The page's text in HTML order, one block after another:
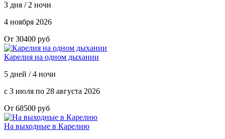
3 дня / 2 ночи
4 ноября 2026
От 30400 руб
Карелия на одном дыхании
5 дней / 4 ночи
с 3 июля по 28 августа 2026
От 68500 руб
На выходные в Карелию